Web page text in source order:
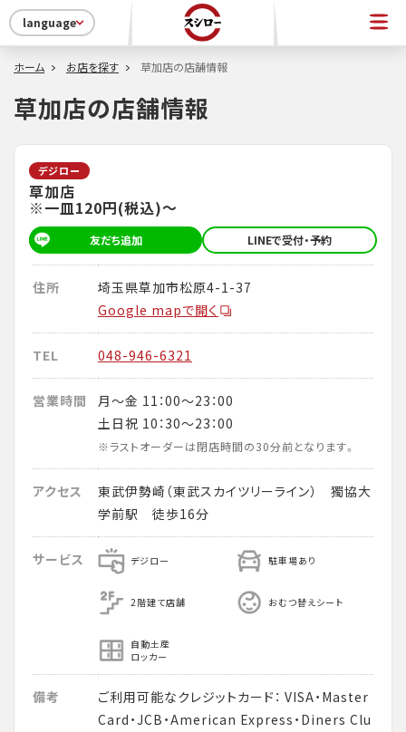
language
ホーム お店を探す 草加店の店舗情報
草加店の店舗情報
デジロー
草加店
※一皿120円(税込)～
友だち追加 LINEで受付・予約
住所
埼玉県草加市松原4-1-37
Google mapで開く
TEL 048-946-6321
営業時間
月～金 11：00～23：00
土日祝 10：30～23：00
※ラストオーダーは閉店時間の30分前となります。
アクセス
東武伊勢崎（東武スカイツリーライン） 獨協大
学前駅 徒歩16分
サービス デジロー 駐車場あり
2階建て店舗 おむつ替えシート
自動土産
ロッカー
備考
ご利用可能なクレジットカード： VISA・Master
Card・JCB・American Express・Diners Clu